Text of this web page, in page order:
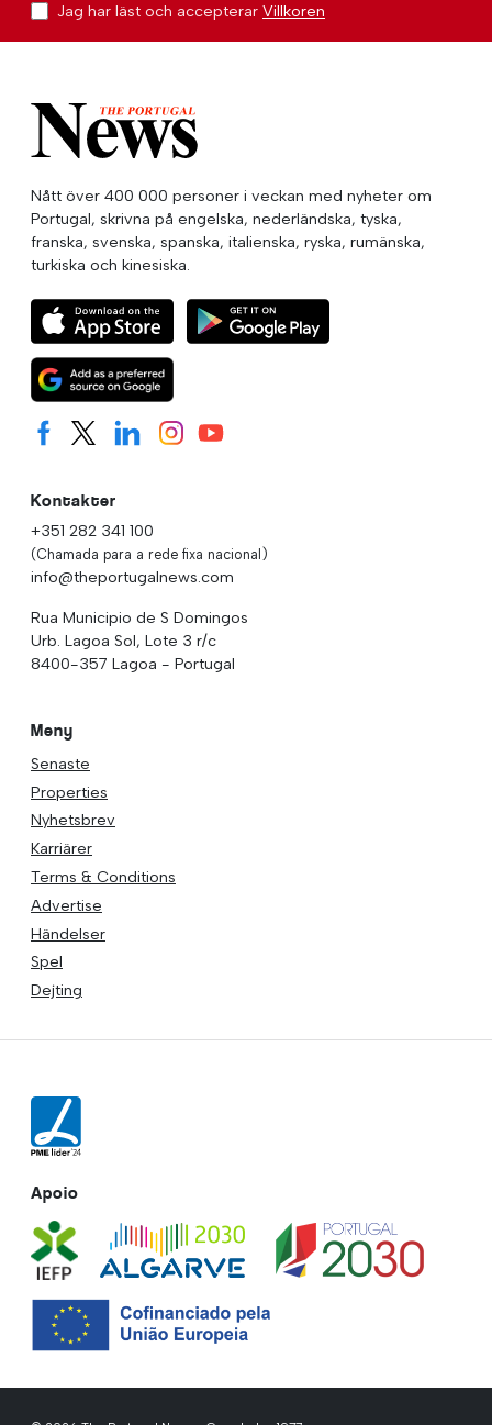
Jag har läst och accepterar Villkoren
Nått över 400 000 personer i veckan med nyheter om
Portugal, skrivna på engelska, nederländska, tyska,
franska, svenska, spanska, italienska, ryska, rumänska,
turkiska och kinesiska.
Kontakter
+351 282 341 100
(Chamada para a rede fixa nacional)
info@theportugalnews.com
Rua Municipio de S Domingos
Urb. Lagoa Sol, Lote 3 r/c
8400-357 Lagoa - Portugal
Meny
Senaste
Properties
Nyhetsbrev
Karriärer
Terms & Conditions
Advertise
Händelser
Spel
Dejting
Apoio